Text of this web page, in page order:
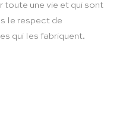
toute une vie et qui sont
le respect de
qui les fabriquent.